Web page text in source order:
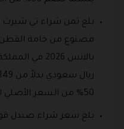
بلغ ثمن شراء تي شيرت
مصنوع من خامة
50% من السعر الأصلي للمنتج .
بلغ سعر شراء صندل